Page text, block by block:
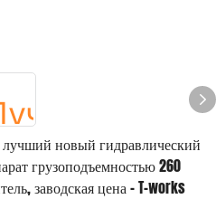
новый гидравлический
грузоподъемностью 260
заводская цена - T-works